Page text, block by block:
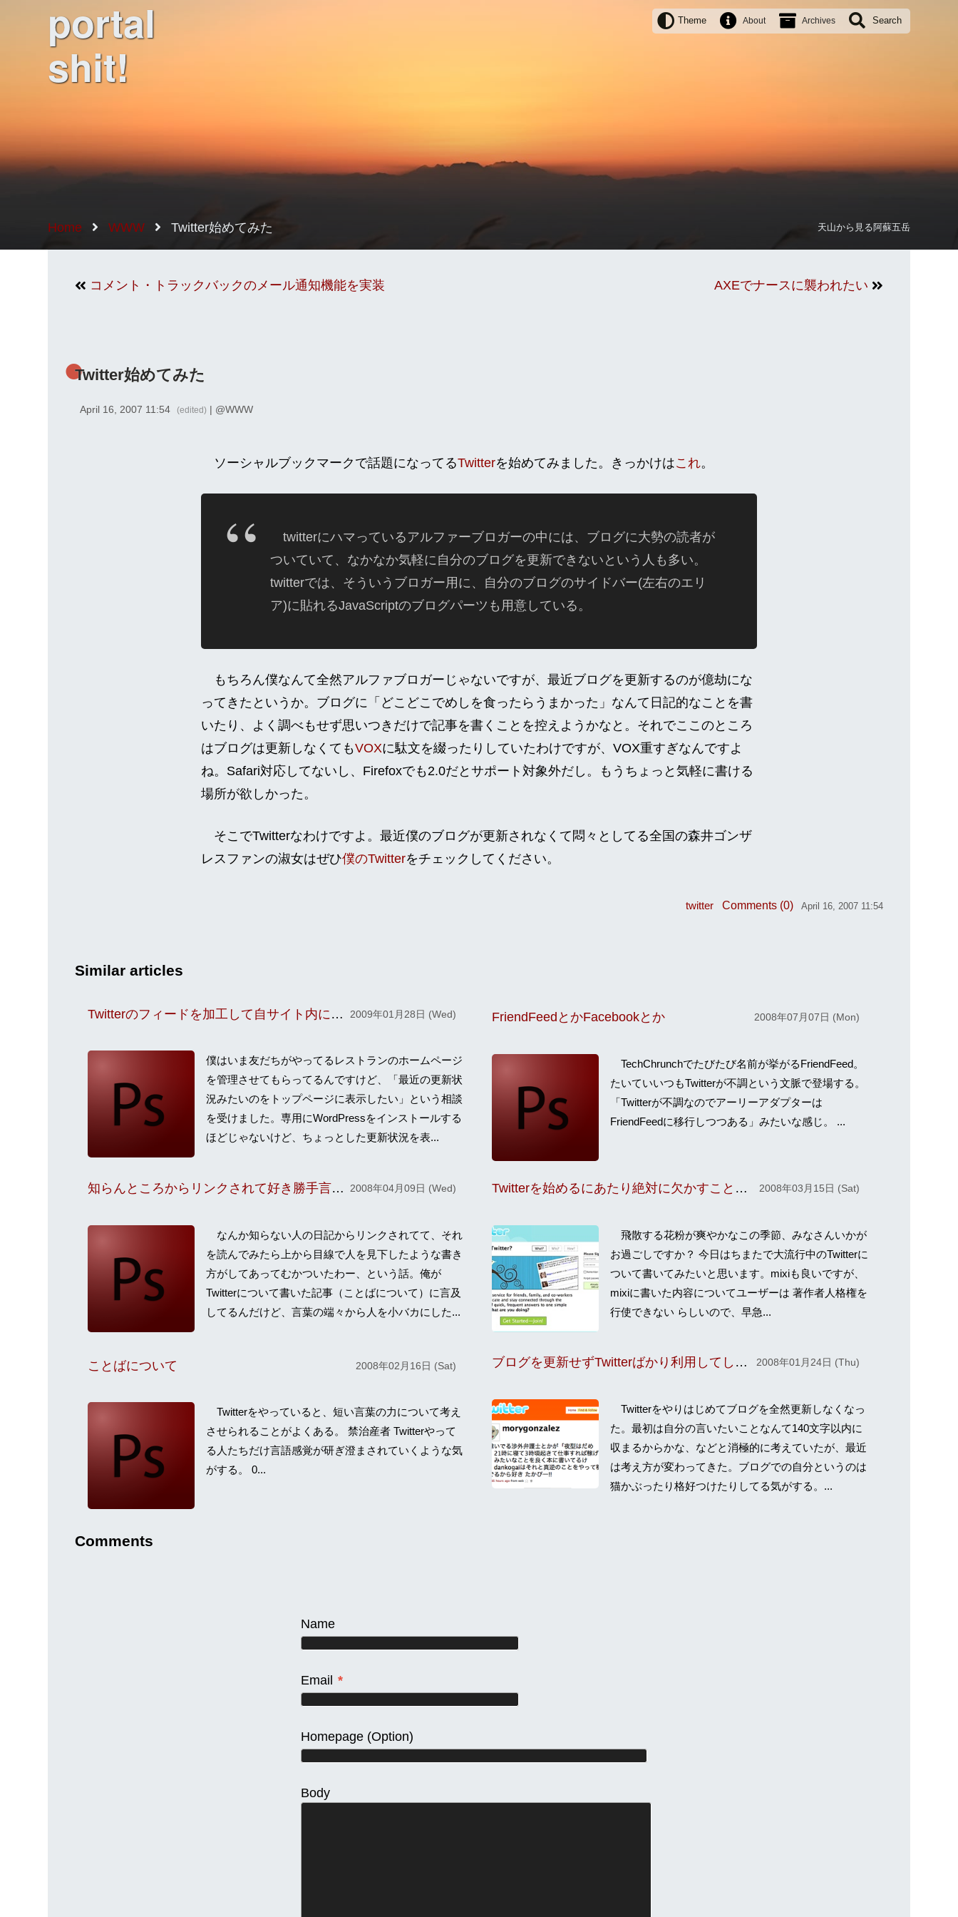
portal
shit!
Theme About Archives Search
Home WWW Twitter始めてみた 天山から見る阿蘇五岳
コメント・トラックバックのメール通知機能を実装 AXEでナースに襲われたい
Twitter始めてみた
April 16, 2007 11:54 (edited) | @WWW
ソーシャルブックマークで話題になってるTwitterを始めてみました。きっかけはこれ。
twitterにハマっているアルファーブロガーの中には、ブログに大勢の読者が
ついていて、なかなか気軽に自分のブログを更新できないという人も多い。
twitterでは、そういうブロガー用に、自分のブログのサイドバー(左右のエリ
ア)に貼れるJavaScriptのブログパーツも用意している。
もちろん僕なんて全然アルファブロガーじゃないですが、最近ブログを更新するのが億劫にな
ってきたというか。ブログに「どこどこでめしを食ったらうまかった」なんて日記的なことを書
いたり、よく調べもせず思いつきだけで記事を書くことを控えようかなと。それでここのところ
はブログは更新しなくてもVOXに駄文を綴ったりしていたわけですが、VOX重すぎなんですよ
ね。Safari対応してないし、Firefoxでも2.0だとサポート対象外だし。もうちょっと気軽に書ける
場所が欲しかった。
そこでTwitterなわけですよ。最近僕のブログが更新されなくて悶々としてる全国の森井ゴンザ
レスファンの淑女はぜひ僕のTwitterをチェックしてください。
twitter Comments (0) April 16, 2007 11:54
Similar articles
Twitterのフィードを加工して自サイト内にマイクロブログを作る 2009年01月28日 (Wed)
僕はいま友だちがやってるレストランのホームページ
を管理させてもらってるんですけど、「最近の更新状
況みたいのをトップページに表示したい」という相談
を受けました。専用にWordPressをインストールする
ほどじゃないけど、ちょっとした更新状況を表...
FriendFeedとかFacebookとか 2008年07月07日 (Mon)
TechChrunchでたびたび名前が挙がるFriendFeed。
たいていいつもTwitterが不調という文脈で登場する。
「Twitterが不調なのでアーリーアダプターは
FriendFeedに移行しつつある」みたいな感じ。 ...
知らんところからリンクされて好き勝手言われるとムカつく 2008年04月09日 (Wed)
なんか知らない人の日記からリンクされてて、それ
を読んでみたら上から目線で人を見下したような書き
方がしてあってむかついたわー、という話。俺が
Twitterについて書いた記事（ことばについて）に言及
してるんだけど、言葉の端々から人を小バカにした...
Twitterを始めるにあたり絶対に欠かすことの出来ない5つのアイテム 2008年03月15日 (Sat)
飛散する花粉が爽やかなこの季節、みなさんいかが
お過ごしですか？ 今日はちまたで大流行中のTwitterに
ついて書いてみたいと思います。mixiも良いですが、
mixiに書いた内容についてユーザーは 著作者人格権を
行使できない らしいので、早急...
ことばについて 2008年02月16日 (Sat)
Twitterをやっていると、短い言葉の力について考え
させられることがよくある。 禁治産者 Twitterやって
る人たちだけ言語感覚が研ぎ澄まされていくような気
がする。 0...
ブログを更新せずTwitterばかり利用してしまう理由 2008年01月24日 (Thu)
Twitterをやりはじめてブログを全然更新しなくなっ
た。最初は自分の言いたいことなんて140文字以内に
収まるからかな、などと消極的に考えていたが、最近
は考え方が変わってきた。ブログでの自分というのは
猫かぶったり格好つけたりしてる気がする。...
Comments
Name
Email *
Homepage (Option)
Body